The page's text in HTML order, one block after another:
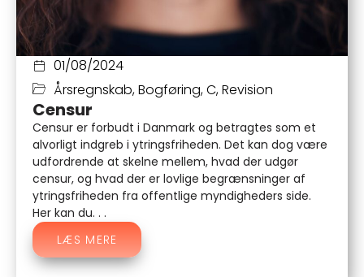
01/08/2024
Årsregnskab,Bogføring,C,Revision
Censur
Censur er forbudt i Danmark og betragtes som et
alvorligt indgreb i ytringsfriheden. Det kan dog være
udfordrende at skelne mellem, hvad der udgør
censur, og hvad der er lovlige begrænsninger af
ytringsfriheden fra offentlige myndigheders side.
Her kan du. . .
LÆS MERE